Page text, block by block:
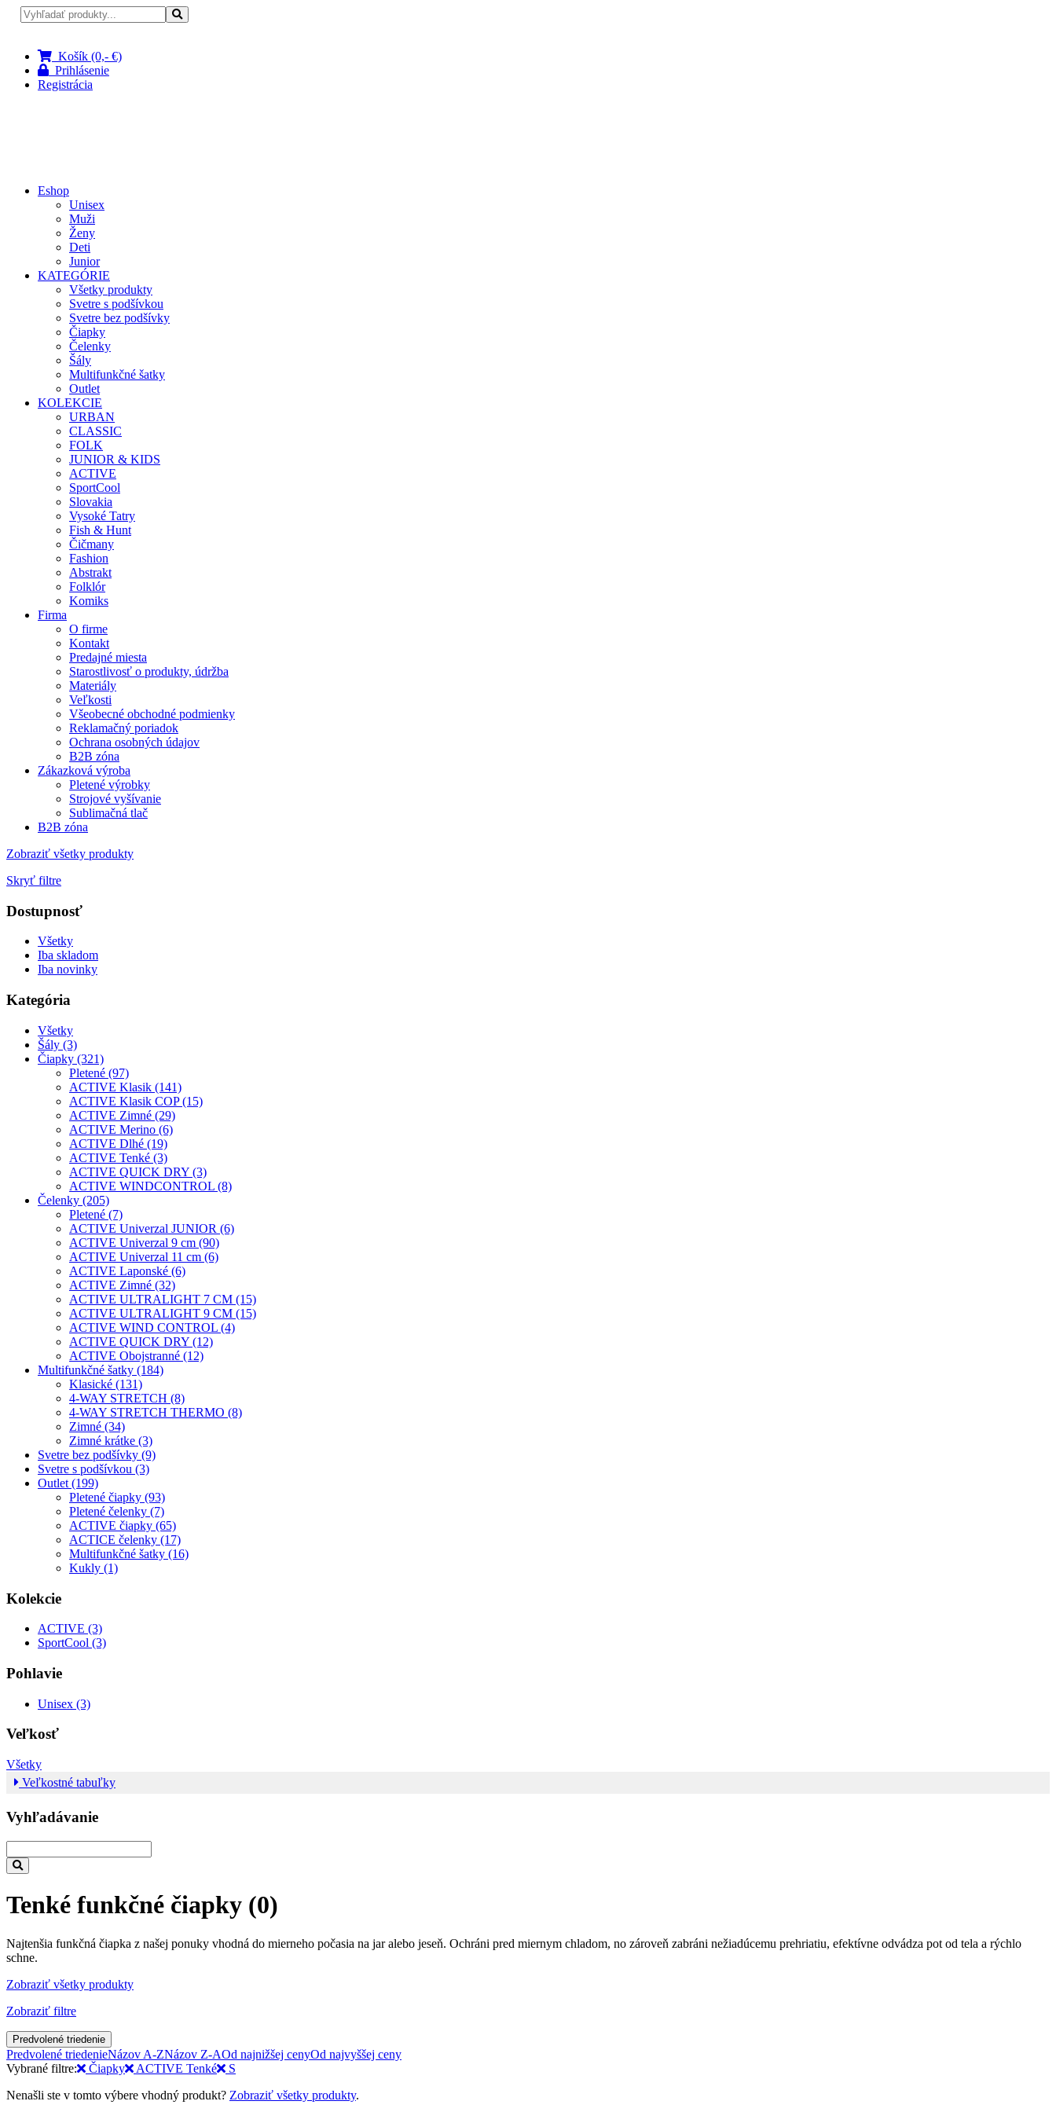
Košík (0,- €)
Prihlásenie
Registrácia
Eshop
Unisex
Muži
Ženy
Deti
Junior
KATEGÓRIE
Všetky produkty
Svetre s podšívkou
Svetre bez podšívky
Čiapky
Čelenky
Šály
Multifunkčné šatky
Outlet
KOLEKCIE
URBAN
CLASSIC
FOLK
JUNIOR & KIDS
ACTIVE
SportCool
Slovakia
Vysoké Tatry
Fish & Hunt
Čičmany
Fashion
Abstrakt
Folklór
Komiks
Firma
O firme
Kontakt
Predajné miesta
Starostlivosť o produkty, údržba
Materiály
Veľkosti
Všeobecné obchodné podmienky
Reklamačný poriadok
Ochrana osobných údajov
B2B zóna
Zákazková výroba
Pletené výrobky
Strojové vyšívanie
Sublimačná tlač
B2B zóna
Zobraziť všetky produkty
Skryť filtre
Dostupnosť
Všetky
Iba skladom
Iba novinky
Kategória
Všetky
Šály (3)
Čiapky (321)
Pletené (97)
ACTIVE Klasik (141)
ACTIVE Klasik COP (15)
ACTIVE Zimné (29)
ACTIVE Merino (6)
ACTIVE Dlhé (19)
ACTIVE Tenké (3)
ACTIVE QUICK DRY (3)
ACTIVE WINDCONTROL (8)
Čelenky (205)
Pletené (7)
ACTIVE Univerzal JUNIOR (6)
ACTIVE Univerzal 9 cm (90)
ACTIVE Univerzal 11 cm (6)
ACTIVE Laponské (6)
ACTIVE Zimné (32)
ACTIVE ULTRALIGHT 7 CM (15)
ACTIVE ULTRALIGHT 9 CM (15)
ACTIVE WIND CONTROL (4)
ACTIVE QUICK DRY (12)
ACTIVE Obojstranné (12)
Multifunkčné šatky (184)
Klasické (131)
4-WAY STRETCH (8)
4-WAY STRETCH THERMO (8)
Zimné (34)
Zimné krátke (3)
Svetre bez podšívky (9)
Svetre s podšívkou (3)
Outlet (199)
Pletené čiapky (93)
Pletené čelenky (7)
ACTIVE čiapky (65)
ACTICE čelenky (17)
Multifunkčné šatky (16)
Kukly (1)
Kolekcie
ACTIVE (3)
SportCool (3)
Pohlavie
Unisex (3)
Veľkosť
Všetky
Veľkostné tabuľky
Vyhľadávanie
Tenké funkčné čiapky (0)
Najtenšia funkčná čiapka z našej ponuky vhodná do mierneho počasia na jar alebo jeseň. Ochráni pred miernym chladom, no zároveň zabráni nežiadúcemu prehriatiu, efektívne odvádza pot od tela a rýchlo
schne.
Zobraziť všetky produkty
Zobraziť filtre
Predvolené triedenie
Predvolené triedenieNázov A-ZNázov Z-AOd najnižšej cenyOd najvyššej ceny
Vybrané filtre:
Čiapky ACTIVE Tenké
S
Nenašli ste v tomto výbere vhodný produkt? Zobraziť všetky produkty.